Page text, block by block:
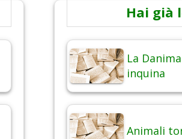
Hai già
La
inquina
Animali